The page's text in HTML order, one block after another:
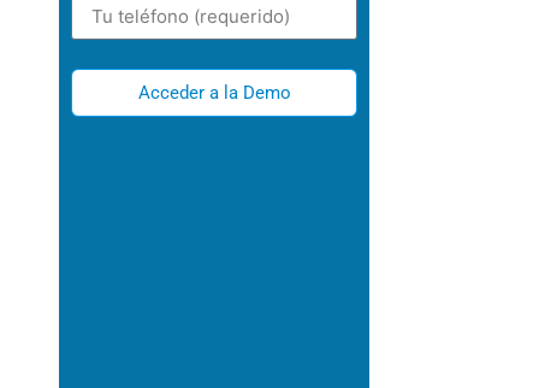
Acceder a la Demo